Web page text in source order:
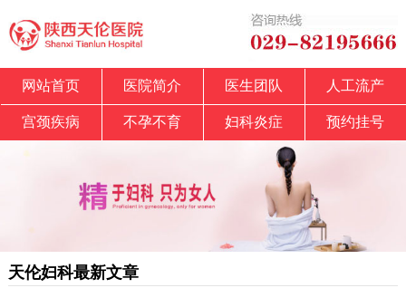
网站首页 医院简介 医生团队 人工流产
宫颈疾病 不孕不育 妇科炎症 预约挂号
天伦妇科最新文章